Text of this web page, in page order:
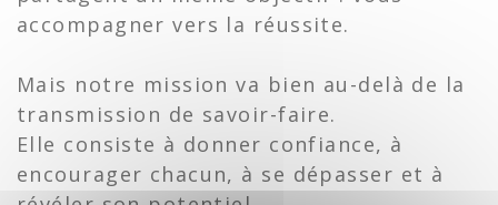
accompagner vers la réussite.
Mais notre mission va bien au-delà de la
transmission de savoir-faire.
Elle consiste à donner confiance, à
encourager chacun, à se dépasser et à